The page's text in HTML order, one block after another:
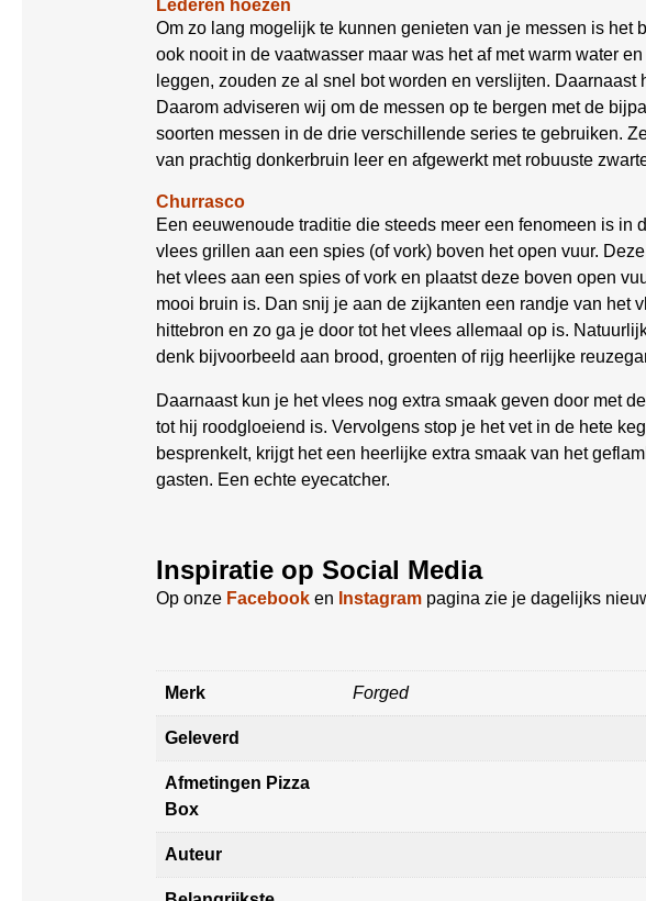
Lederen hoezen
Om zo lang mogelijk te kunnen genieten van je messen is
ook nooit in de vaatwasser maar was het af met warm water
leggen, zouden ze al snel bot worden en verslijten.
Daarom adviseren wij om de messen op te bergen met de
soorten messen in de drie verschillende series te gebruiken.
van prachtig donkerbruin leer en afgewerkt met robuuste
Churrasco
Een eeuwenoude traditie die steeds meer een fenomeen is
vlees grillen aan een spies (of vork) boven het open vuur.
het vlees aan een spies of vork en plaatst deze boven open
mooi bruin is. Dan snij je aan de zijkanten een randje van het
hittebron en zo ga je door tot het vlees allemaal op is.
denk bijvoorbeeld aan brood, groenten of rijg heerlijke
Daarnaast kun je het vlees nog extra smaak geven door met de
tot hij roodgloeiend is. Vervolgens stop je het vet in de hete
besprenkelt, krijgt het een heerlijke extra smaak van het
gasten. Een echte eyecatcher.
Inspiratie op Social Media
Op onze Facebook en Instagram pagina zie je dagelijks
Merk Forged
Geleverd
Afmetingen Pizza
Box
Auteur